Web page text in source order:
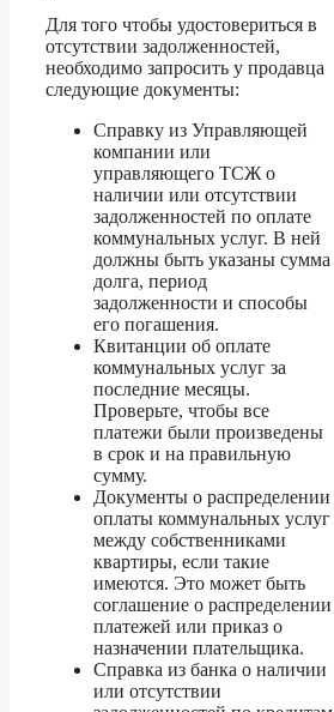
Для того чтобы удостовериться в
отсутствии задолженностей,
необходимо запросить у продавца
следующие документы:
Справку из Управляющей
компании или
управляющего ТСЖ о
наличии или отсутствии
задолженностей по оплате
коммунальных услуг. В ней
должны быть указаны сумма
долга, период
задолженности и способы
его погашения.
Квитанции об оплате
коммунальных услуг за
последние месяцы.
Проверьте, чтобы все
платежи были произведены
в срок и на правильную
сумму.
Документы о распределении
оплаты коммунальных услуг
между собственниками
квартиры, если такие
имеются. Это может быть
соглашение о распределении
платежей или приказ о
назначении плательщика.
Справка из банка о наличии
или отсутствии